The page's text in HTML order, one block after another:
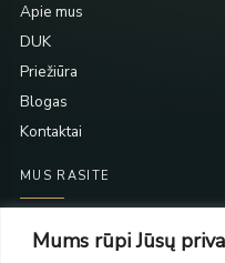
Mums rūpi Jūsų
Apie mus
DUK
Priežiūra
Blogas
Kontaktai
MUS RASITE
Taikos pr. 139
PC Molas, Klaipėda